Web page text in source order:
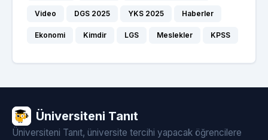
Video DGS 2025 YKS 2025 Haberler
Ekonomi Kimdir LGS Meslekler KPSS
Üniversiteni Tanıt
Üniversiteni Tanıt, üniversite tercihi yapacak öğrencilere